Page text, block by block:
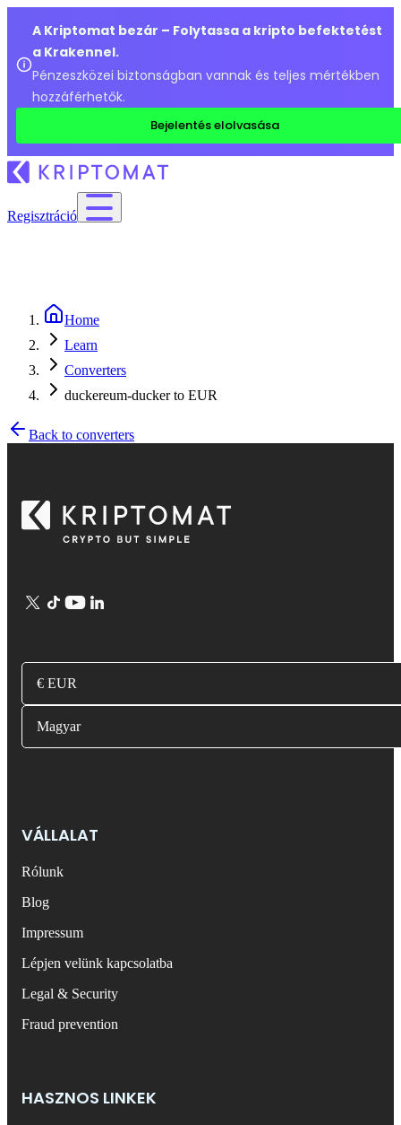
A Kriptomat bezár – Folytassa a kripto befektetést
a Krakennel.
Pénzeszközei biztonságban vannak és teljes mértékben
hozzáférhetők.
Bejelentés elolvasása
Regisztráció
Home
Learn
Converters
duckereum-ducker to EUR
Back to converters
€ EUR
Magyar
VÁLLALAT
Rólunk
Blog
Impressum
Lépjen velünk kapcsolatba
Legal & Security
Fraud prevention
HASZNOS LINKEK